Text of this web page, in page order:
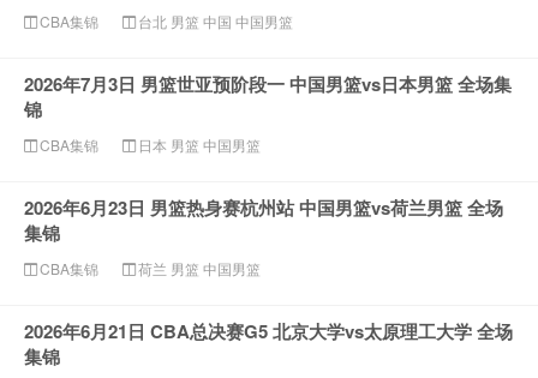
CBA集锦 台北 男篮 中国 中国男篮
2026年7月3日 男篮世亚预阶段一 中国男篮vs日本男篮 全场集
锦
CBA集锦 日本 男篮 中国男篮
2026年6月23日 男篮热身赛杭州站 中国男篮vs荷兰男篮 全场
集锦
CBA集锦 荷兰 男篮 中国男篮
2026年6月21日 CBA总决赛G5 北京大学vs太原理工大学 全场
集锦